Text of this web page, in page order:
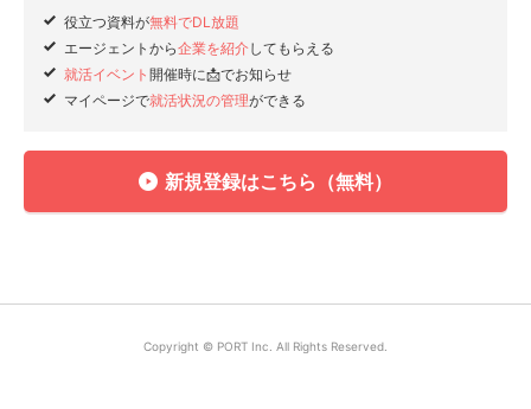
役立つ資料が無料でDL放題
エージェントから企業を紹介してもらえる
就活イベント 開催時に📩でお知らせ
マイページで就活状況の管理ができる
新規登録はこちら（無料）
Copyright © PORT Inc. All Rights Reserved.